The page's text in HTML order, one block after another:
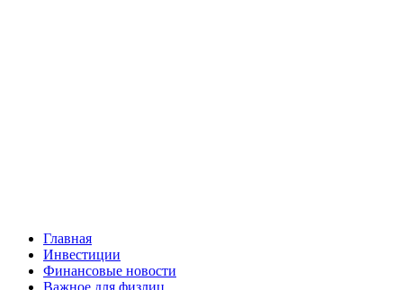
Главная
Инвестиции
Финансовые новости
Важное для физлиц